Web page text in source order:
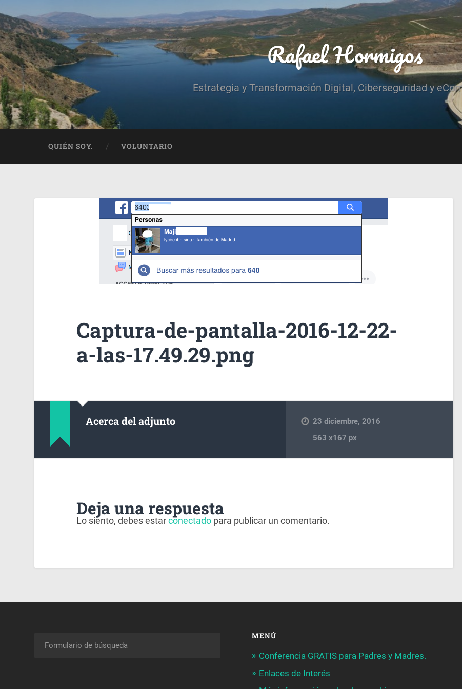
Rafael Hormigos
Estrategia y Transformación Digital, Ciberseguridad y
QUIÉN SOY. VOLUNTARIO
Captura-de-pantalla-2016-12-22-
a-las-17.49.29.png
Acerca del adjunto
23 diciembre, 2016
563x167 px
Deja una respuesta
Lo siento, debes estarconectadopara publicar un comentario.
MENÚ
Conferencia GRATIS para Padres y Madres.
Enlaces de Interés